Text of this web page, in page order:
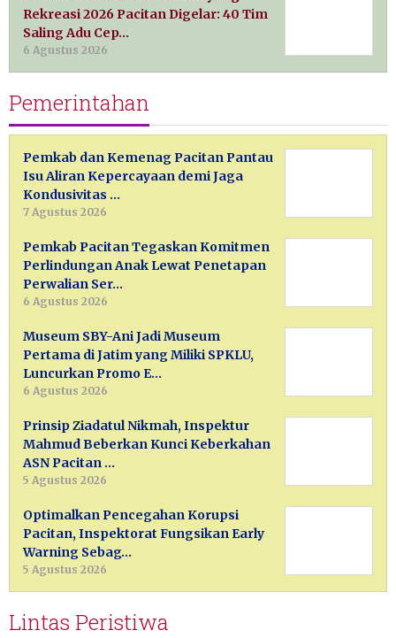
Rekreasi 2026 Pacitan Digelar: 40 Tim
Saling Adu Cep…
6 Agustus 2026
Pemerintahan
Pemkab dan Kemenag Pacitan Pantau
Isu Aliran Kepercayaan demi Jaga
Kondusivitas …
7 Agustus 2026
Pemkab Pacitan Tegaskan Komitmen
Perlindungan Anak Lewat Penetapan
Perwalian Ser…
6 Agustus 2026
Museum SBY-Ani Jadi Museum
Pertama di Jatim yang Miliki SPKLU,
Luncurkan Promo E…
6 Agustus 2026
Prinsip Ziadatul Nikmah, Inspektur
Mahmud Beberkan Kunci Keberkahan
ASN Pacitan …
5 Agustus 2026
Optimalkan Pencegahan Korupsi
Pacitan, Inspektorat Fungsikan Early
Warning Sebag…
5 Agustus 2026
Lintas Peristiwa